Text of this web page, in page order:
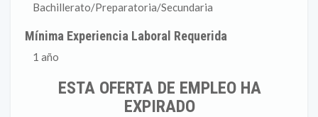
Bachillerato/Preparatoria/Secundaria
Mínima Experiencia Laboral Requerida
1 año
ESTA OFERTA DE EMPLEO HA
EXPIRADO